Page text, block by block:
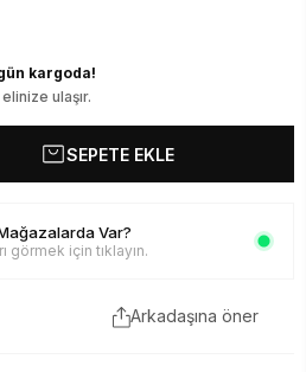
kargoda!
ulaşır.
SEPETE EKLE
Var?
görmek için tıklayın.
Arkadaşına öner